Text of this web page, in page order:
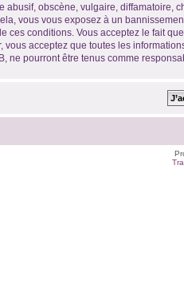
obscène, vulgaire, diffamatoire,
vous vous exposez à un
ces conditions. Vous acceptez le fait
vous acceptez que toutes les
ne pourront être tenus comme